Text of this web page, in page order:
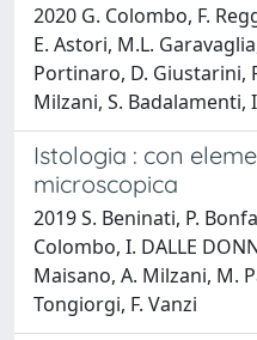
2020 G. Colombo, F.
E. Astori, M.L.
Portinaro, D. Giustarini,
Milzani, S. Badalamenti,
Istologia : con
microscopica
2019 S. Beninati, P.
Colombo, I. DALLE
Maisano, A. Milzani, M.
Tongiorgi, F. Vanzi